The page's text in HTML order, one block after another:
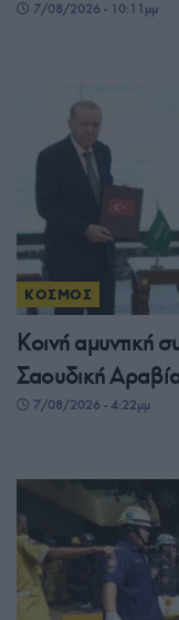
7/08/2026 - 10:11μμ
ΚΟΣΜΟΣ
Κοινή αμυντική
Σαουδική
7/08/2026 - 4:22μμ